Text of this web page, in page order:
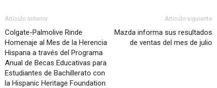
Artículo anterior
Colgate-Palmolive Rinde
Homenaje al Mes de la Herencia
Hispana a través del Programa
Anual de Becas Educativas para
Estudiantes de Bachillerato con
la Hispanic Heritage Foundation
Artículo siguiente
Mazda informa sus resultados
de ventas del mes de julio